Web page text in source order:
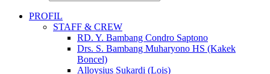
PROFIL
STAFF & CREW
RD. Y. Bambang Condro Saptono
Drs. S. Bambang Muharyono HS (Kakek
Boncel)
Alloysius Sukardi (Lois)